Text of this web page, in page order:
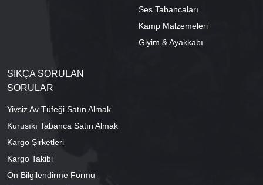
Ses Tabancaları
Kamp Malzemeleri
Giyim & Ayakkabı
SIKÇA SORULAN
SORULAR
Yivsiz Av Tüfeği Satın Almak
Kurusıkı Tabanca Satın Almak
Kargo Şirketleri
Kargo Takibi
Ön Bilgilendirme Formu